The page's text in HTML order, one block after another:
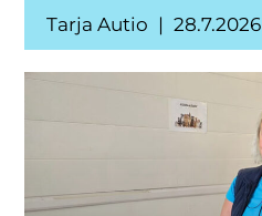
Tarja Autio 28.7.2026